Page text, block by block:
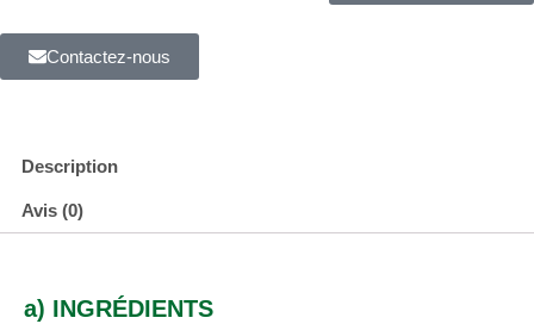
Contactez-nous
Description
Avis (0)
a) INGRÉDIENTS